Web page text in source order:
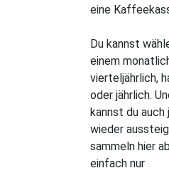
eine
Du kannst
einem
vierteljährlich,
oder jährlich.
kannst du auch
wieder
sammeln hier
einfach nur